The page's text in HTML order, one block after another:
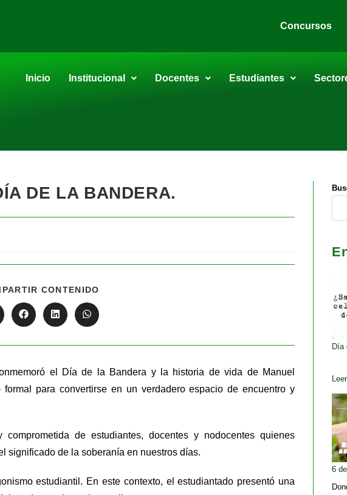
Concursos
Inicio Institucional Docentes Estudiantes
DE LA BANDERA.
CONTENIDO
el Día de la Bandera y la historia de vida de Manuel
para convertirse en un verdadero espacio de encuentro y
de estudiantes, docentes y nodocentes quienes
significado de la soberanía en nuestros días.
estudiantil. En este contexto, el estudiantado presentó una
Día
6